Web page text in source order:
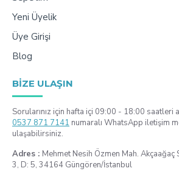
Yeni Üyelik
Üye Girişi
Blog
BIZE ULAŞIN
Sorularınız için hafta içi 09:00 - 18:00 saatleri
0537 871 7141 numaralı WhatsApp iletişim
ulaşabilirsiniz.
Adres : Mehmet Nesih Özmen Mah. Akçaağaç
3, D: 5, 34164 Güngören/İstanbul